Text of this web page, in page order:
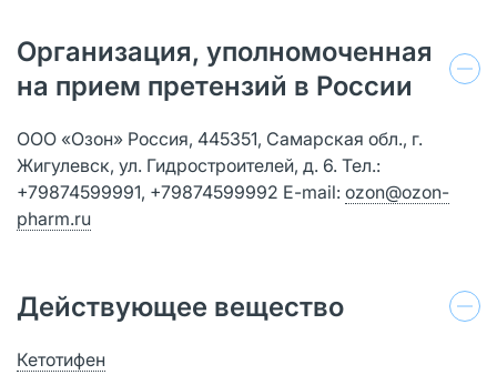
Организация, уполномоченная
на прием претензий в России
ООО «Озон» Россия, 445351, Самарская обл., г.
Жигулевск, ул. Гидростроителей, д. 6. Тел.:
+79874599991, +79874599992 E-mail: ozon@ozon-
pharm.ru
Действующее вещество
Кетотифен